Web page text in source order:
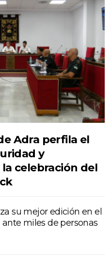
Adra perfila el
y
celebración del
su mejor edición en el
miles de personas